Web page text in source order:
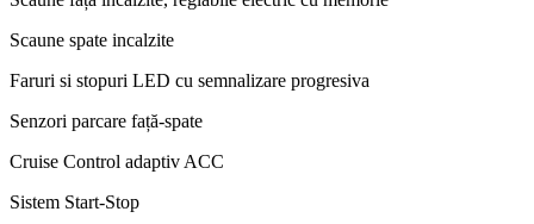
Scaune spate incalzite
Faruri si stopuri LED cu semnalizare progresiva
Senzori parcare față-spate
Cruise Control adaptiv ACC
Sistem Start-Stop